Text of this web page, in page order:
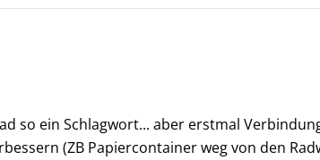
so ein Schlagwort... aber erstmal
(ZB Papiercontainer weg von den